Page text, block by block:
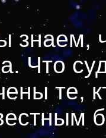
знаем,
Что
те,